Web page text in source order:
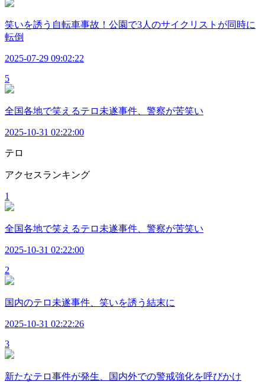
笑いを誘う自転車事故！公園で3人のサイクリストが同時に
転倒
2025-07-29 09:02:22
5
全国各地で笑えるテロ未遂事件、警察が苦笑い
2025-10-31 02:22:00
テロ
アクセスランキング
1
全国各地で笑えるテロ未遂事件、警察が苦笑い
2025-10-31 02:22:00
2
国内のテロ未遂事件、笑いを誘う結末に
2025-10-31 02:22:26
3
新たなテロ事件が発生、国内外での警戒強化を呼びかけ